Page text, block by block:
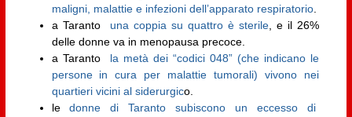
maligni, malattie e infezioni dell’apparato respiratorio.
a Taranto una coppia su quattro è sterile , e il 26%
delle donne va in menopausa precoce.
a Taranto la metà dei “codici 048” (che indicano le
persone in cura per malattie tumorali) vivono nei
quartieri vicini al siderurgico.
ledonne di Taranto subiscono un eccesso di